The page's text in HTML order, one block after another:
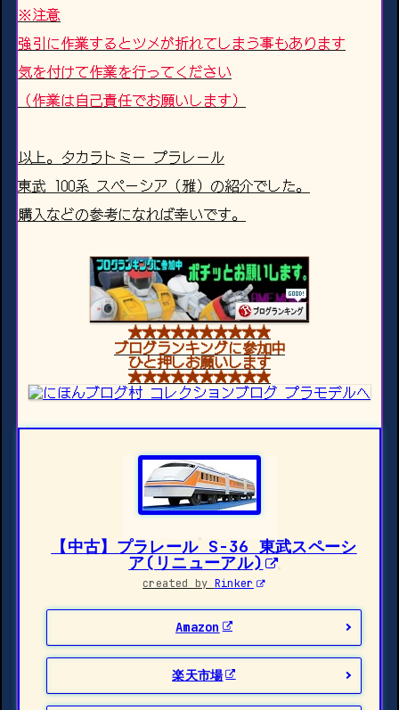
※注意
強引に作業するとツメが折れてしまう事もあります
気を付けて作業を行ってください
（作業は自己責任でお願いします）
以上。タカラトミー プラレール
東武 100系 スペーシア（雅）の紹介でした。
購入などの参考になれば幸いです。
★★★★★★★★★★
ブログランキングに参加中
ひと押しお願いします
★★★★★★★★★★
【中古】プラレール S-36 東武スペーシ
ア(リニューアル)
created by Rinker
Amazon
楽天市場